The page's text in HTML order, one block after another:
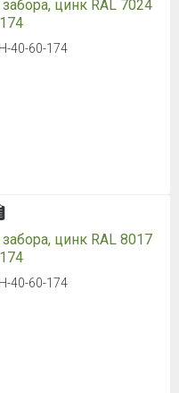
цинк RAL 7024
40-60-174
цинк RAL 8017
40-60-174